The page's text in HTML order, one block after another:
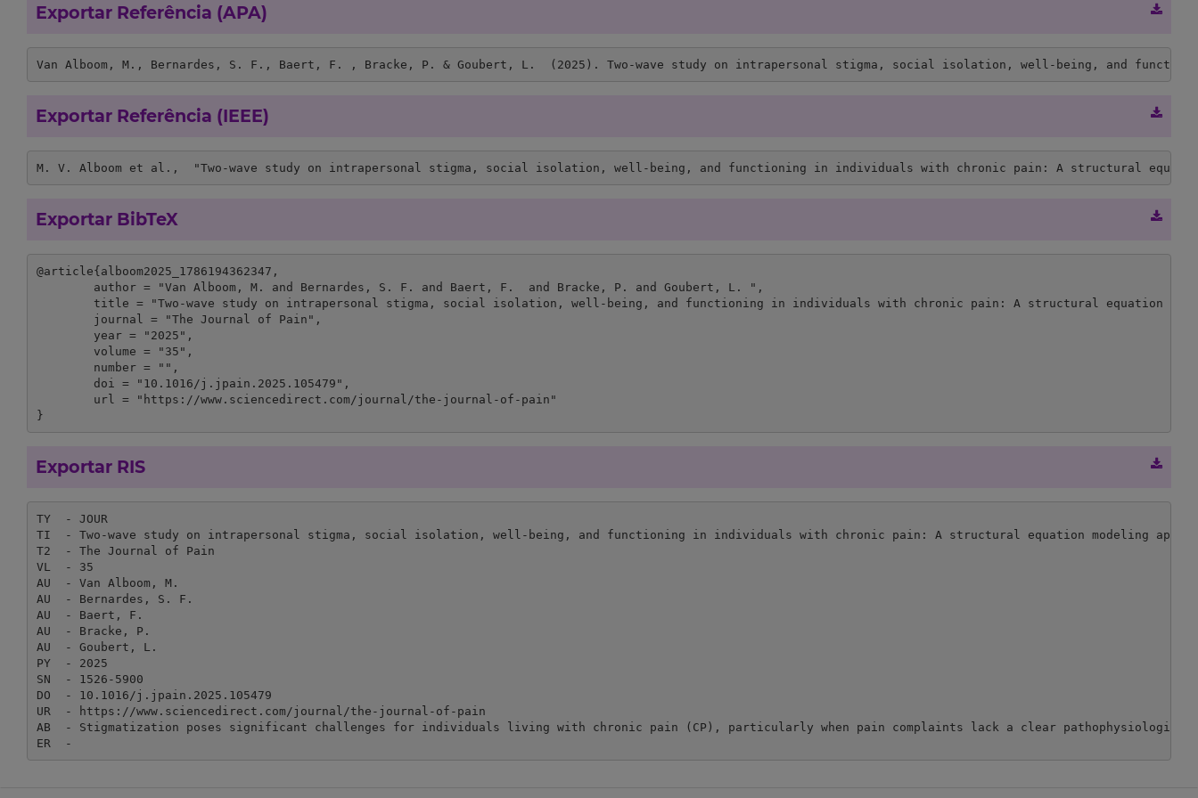
Exportar Referência (APA)
Van Alboom, M., Bernardes, S. F., Baert, F. , Bracke, P. & Goubert, L.  (2025). Two-wave study on intrapersonal stigma, social isolation, well-being, and
Exportar Referência (IEEE)
M. V. Alboom et al.,  "Two-wave study on intrapersonal stigma, social isolation, well-being, and functioning in individuals with chronic pain: A structural
Exportar BibTeX
@article{alboom2025_1786194362347,
}
Exportar RIS
TY  - JOUR
TI  - Two-wave study on intrapersonal stigma, social isolation, well-being, and functioning in individuals with chronic pain: A structural equation modeling
T2  - The Journal of Pain
VL  - 35
AU  - Van Alboom, M.
AU  - Bernardes, S. F.
AU  - Baert, F.
AU  - Bracke, P.
AU  - Goubert, L.
PY  - 2025
SN  - 1526-5900
DO  - 10.1016/j.jpain.2025.105479
UR  - https://www.sciencedirect.com/journal/the-journal-of-pain
AB  - Stigmatization poses significant challenges for individuals living with chronic pain (CP), particularly when pain complaints lack a clear pathophysiological
ER  -